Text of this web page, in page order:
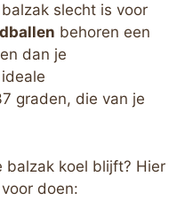
slecht is voor
behoren een
dan je
graden, die van je
balzak koel blijft? Hier
doen: